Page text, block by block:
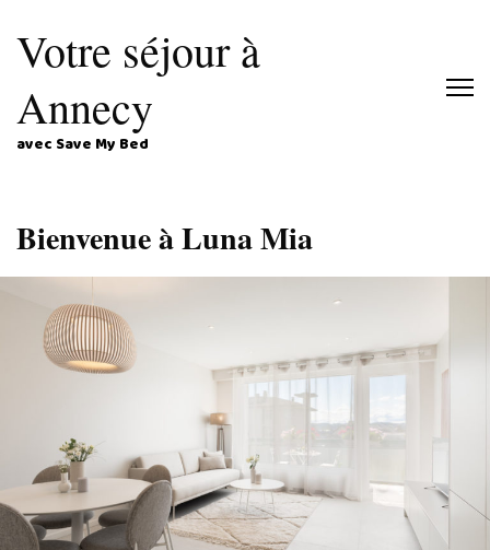
Votre séjour à
Annecy
avec Save My Bed
Bienvenue à Luna Mia